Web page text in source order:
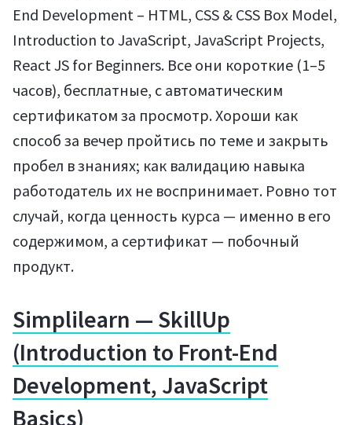
Мануалы
End Development – HTML, CSS & CSS Box Model,
Introduction to JavaScript, JavaScript Projects,
React JS for Beginners. Все они короткие (1–5
часов), бесплатные, с автоматическим
сертификатом за просмотр. Хороши как
способ за вечер пройтись по теме и закрыть
пробел в знаниях; как валидацию навыка
работодатель их не воспринимает. Ровно тот
случай, когда ценность курса — именно в его
содержимом, а сертификат — побочный
продукт.
Simplilearn — SkillUp
(Introduction to Front-End
Development, JavaScript
Basics)